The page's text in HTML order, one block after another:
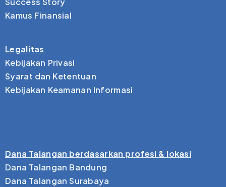
Kamus Finansial
Legalitas
Kebijakan Privasi
Syarat dan Ketentuan
Kebijakan Keamanan Informasi
Dana Talangan berdasarkan profesi & lokasi
Dana Talangan Bandung
Dana Talangan Surabaya